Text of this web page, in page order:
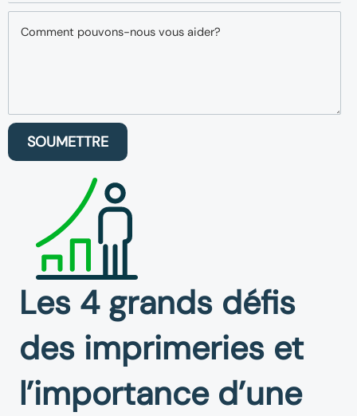
Les 4 grands défis
des imprimeries et
l’importance d’une
SOUMETTRE